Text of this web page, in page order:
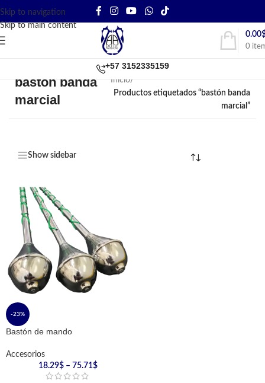
Skip to navigation
Skip to main content
0
0.00
+57 3152335159
bastón banda
marcial
Inicio/
Productos etiquetados “bastón banda
marcial”
Show sidebar
-23%
Bastón de mando
Accesorios
18.29$ – 75.71$